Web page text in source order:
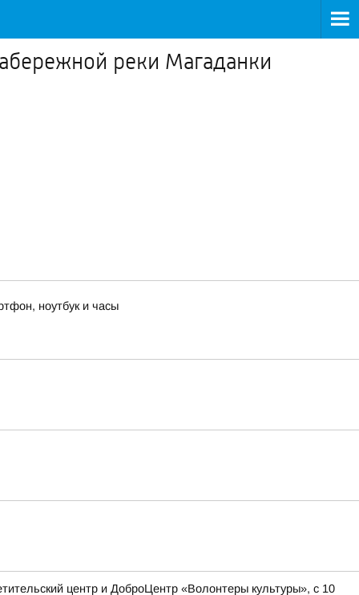
реки Магаданки
ноутбук и часы
центр и ДоброЦентр «Волонтеры культуры», с 10